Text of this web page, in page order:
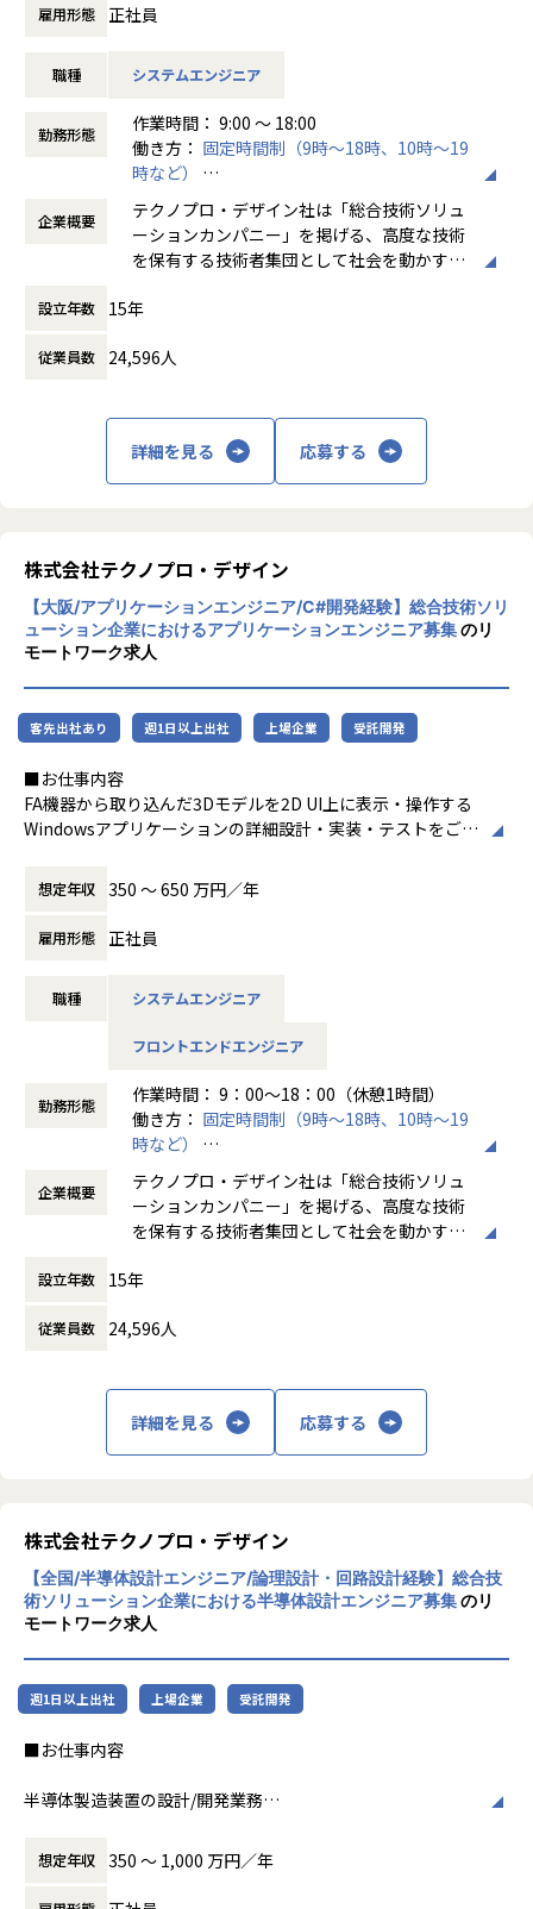
会社についての詳細
ィングを融合し、課題解決から価値創造までを一貫して支援
輸送用機器、産業用機械、精密機器、電子部品、医療機器な
ど幅広い業界において、多様なプロジェクトからエンジニア
が高度な技術経験を積むことのできる環境を提供していま
さらに、体系的な教育・研修制度を通じて先端技術の習得を
促進し、エンジニア一人ひとりの専門性向上と高付加価値化
会社の定める業務
雇用形態 正社員
職種 システムエンジニア
勤務形態
作業時間： 9:00 ～ 18:00
働き方： 固定時間制（9時～18時、10時～19
時など）
時間外労働の有無： 有（月平均20時間）
休憩時間： 60分
企業概要
テクノプロ・デザイン社は「総合技術ソリュ
ーションカンパニー」を掲げる、高度な技術
を保有する技術者集団として社会を動かすこ
に渡ります。いわゆる技術者派遣と呼ばれ
働く場所に関わらない事業支援や最新技術を
用いた研究開発などを行っています。
程プロジェクトの増加といった世の中で技術
者集団として価値提供を行うために、エンジ
ニアが生涯活躍できる環境を考え事業運営を
行っています。
設立年数 15年
従業員数 24,596人
詳細を見る 応募する
株式会社テクノプロ・デザイン
【大阪/アプリケーションエンジニア/C#開発経験】総合技術ソリ
ューション企業におけるアプリケーションエンジニア募集のリ
モートワーク求人
客先出社あり 週1日以上出社 上場企業 受託開発
■お仕事内容
FA機器から取り込んだ3Dモデルを2D UI上に表示・操作する
Windowsアプリケーションの詳細設計・実装・テストをご担
【業務内容】
C#・WPF・MVVMをベースに、FA機器の3Dモデル表示・操
作機能（移動・回転・ズーム）や頂点データの3D変換・管理
ラムダ式・LINQを用いたロジック実装、行列演算・ベクトル
【具体的な仕事内容】
・ WPFを用いたWindowsアプリケーションの詳細設計・実
・ FA機器から取り込んだ3Dモデルの2D UI表示機能の開発
・ 頂点データの3Dモデル変換・管理（追加・更新）機能の
縮小）機能の開発
張）
大手電子機器メーカーより受託したFA機器向けWindowsア
WPFをベースとした3Dモデル表示・操作UIの開発を担うチー
ムに参画し、詳細設計・実装・各種テストを担当いただきま
す。
【業務の変更の範囲】
会社の定める業務
想定年収 350 〜 650 万円／年
雇用形態 正社員
職種 システムエンジニア
フロントエンドエンジニア
勤務形態
作業時間： 9：00～18：00（休憩1時間）
働き方： 固定時間制（9時～18時、10時～19
時など）
時間外労働の有無： 有（月平均20時間）
休憩時間： 60分
企業概要
テクノプロ・デザイン社は「総合技術ソリュ
ーションカンパニー」を掲げる、高度な技術
を保有する技術者集団として社会を動かすこ
に渡ります。いわゆる技術者派遣と呼ばれ
働く場所に関わらない事業支援や最新技術を
用いた研究開発などを行っています。
程プロジェクトの増加といった世の中で技術
者集団として価値提供を行うために、エンジ
ニアが生涯活躍できる環境を考え事業運営を
行っています。
設立年数 15年
従業員数 24,596人
詳細を見る 応募する
株式会社テクノプロ・デザイン
【全国/半導体設計エンジニア/論理設計・回路設計経験】総合技
術ソリューション企業における半導体設計エンジニア募集のリ
モートワーク求人
週1日以上出社 上場企業 受託開発
■お仕事内容
半導体製造装置の設計/開発業務
証、回路設計、レイアウト設計に携わっていただきます。
①システム設計・検証
想定年収 350 〜 1,000 万円／年